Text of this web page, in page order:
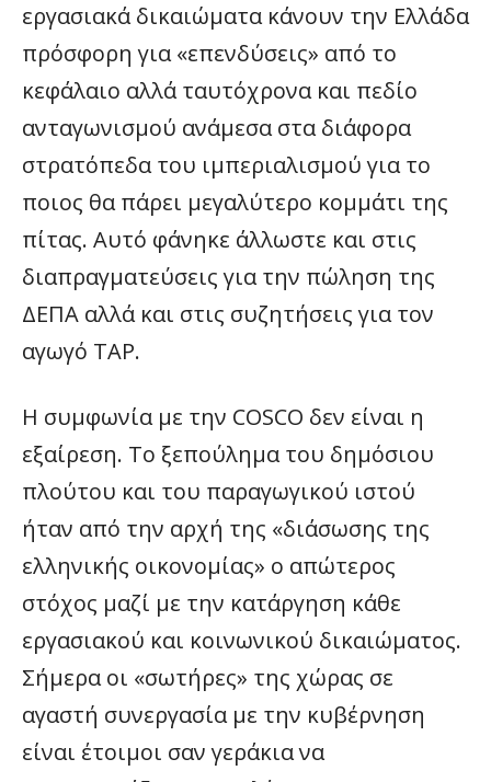
εργασιακά δικαιώματα κάνουν την Ελλάδα
πρόσφορη για «επενδύσεις» από το
κεφάλαιο αλλά ταυτόχρονα και πεδίο
ανταγωνισμού ανάμεσα στα διάφορα
στρατόπεδα του ιμπεριαλισμού για το
ποιος θα πάρει μεγαλύτερο κομμάτι της
πίτας. Αυτό φάνηκε άλλωστε και στις
διαπραγματεύσεις για την πώληση της
ΔΕΠΑ αλλά και στις συζητήσεις για τον
αγωγό ΤΑΡ.
Η συμφωνία με την COSCO δεν είναι η
εξαίρεση. Το ξεπούλημα του δημόσιου
πλούτου και του παραγωγικού ιστού
ήταν από την αρχή της «διάσωσης της
ελληνικής οικονομίας» ο απώτερος
στόχος μαζί με την κατάργηση κάθε
εργασιακού και κοινωνικού δικαιώματος.
Σήμερα οι «σωτήρες» της χώρας σε
αγαστή συνεργασία με την κυβέρνηση
είναι έτοιμοι σαν γεράκια να